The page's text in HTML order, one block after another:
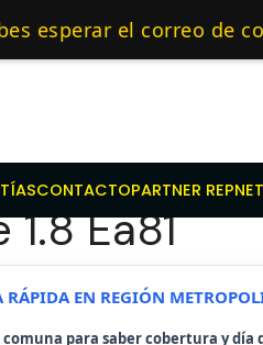
de
CONTACTOPARTNER
de 24 hrs hábiles.
Kit Embrague Para Subaru
🚚
Para
Ea81
RÁPIDA EN REGIÓN
comuna para saber cobertura y día